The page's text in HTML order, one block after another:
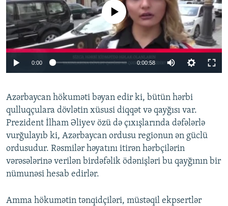
No media source currently available
0:00 0:00:58
Azərbaycan hökuməti bəyan edir ki, bütün hərbi
qulluqçulara dövlətin xüsusi diqqət və qayğısı var.
Prezident İlham Əliyev özü də çıxışlarında dəfələrlə
vurğulayıb ki, Azərbaycan ordusu regionun ən güclü
ordusudur. Rəsmilər həyatını itirən hərbçilərin
vərəsələrinə verilən birdəfəlik ödənişləri bu qayğının bir
nümunəsi hesab edirlər.
Amma hökumətin tənqidçiləri, müstəqil ekpsertlər